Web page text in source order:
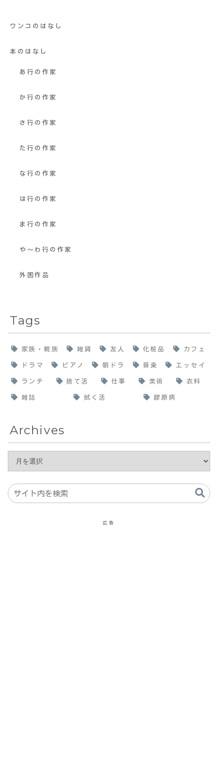
ワンコのはなし
本のはなし
あ行の作家
か行の作家
さ行の作家
た行の作家
な行の作家
は行の作家
ま行の作家
や〜わ行の作家
外国作品
Tags
家族・親族 雑貨 友人 化粧品 カフェ
ドラマ ピアノ 朝ドラ 音楽 エッセイ
ランチ 捨て活 仕事 美術 衣料
雑誌 拭く活 膠原病
Archives
広告